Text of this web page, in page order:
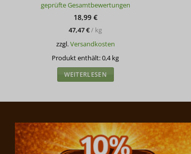
mit4.98
von 5
geprüfte Gesamtbewertungen
18,99 €
47,47€/ kg
zzgl.Versandkosten
Produkt enthält: 0,4kg
WEITERLESEN